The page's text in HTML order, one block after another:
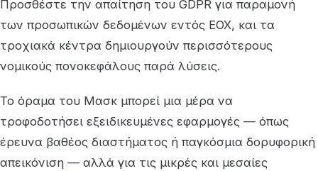
Προσθέστε την απαίτηση του GDPR για παραμονή
των προσωπικών δεδομένων εντός ΕΟΧ, και τα
τροχιακά κέντρα δημιουργούν περισσότερους
νομικούς πονοκεφάλους παρά λύσεις.
Το όραμα του Μασκ μπορεί μια μέρα να
τροφοδοτήσει εξειδικευμένες εφαρμογές — όπως
έρευνα βαθέος διαστήματος ή παγκόσμια δορυφορική
απεικόνιση — αλλά για τις μικρές και μεσαίες